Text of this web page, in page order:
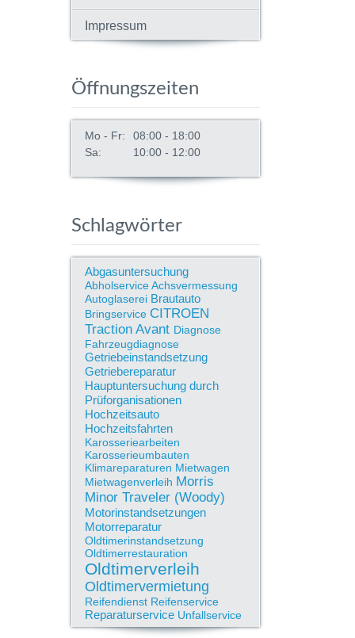
Impressum
Öffnungszeiten
Mo - Fr:
08:00 - 18:00
Sa:
10:00 - 12:00
Schlagwörter
Abgasuntersuchung
AbholserviceAchsvermessung
Autoglaserei Brautauto
Bringservice CITROEN
Traction Avant Diagnose
Fahrzeugdiagnose
Getriebeinstandsetzung
Getriebereparatur
Hauptuntersuchung durch
Prüforganisationen
Hochzeitsauto
Hochzeitsfahrten
Karosseriearbeiten
Karosserieumbauten
Klimareparaturen Mietwagen
Mietwagenverleih Morris
Minor Traveler (Woody)
Motorinstandsetzungen
Motorreparatur
Oldtimerinstandsetzung
Oldtimerrestauration
Oldtimerverleih
Oldtimervermietung
Reifendienst Reifenservice
Reparaturservice Unfallservice